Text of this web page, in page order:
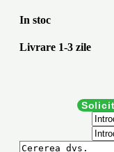
In stoc
Livrare 1-3 zile